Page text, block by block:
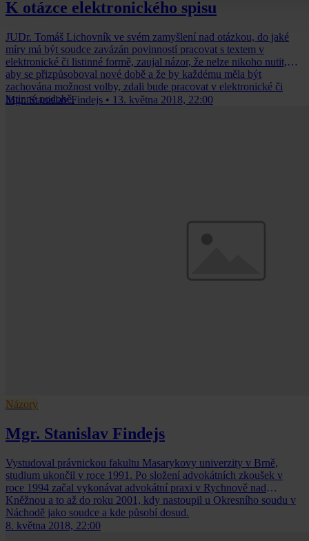
K otázce elektronického spisu
JUDr. Tomáš Lichovník ve svém zamyšlení nad otázkou, do jaké
míry má být soudce zavázán povinností pracovat s textem v
elektronické či listinné formě, zaujal názor, že nelze nikoho nutit,
aby se přizpůsoboval nové době a že by každému měla být
zachována možnost volby, zdali bude pracovat v elektronické či
listinné podobě.
Mgr. Stanislav Findejs • 13. května 2018, 22:00
Názory
Mgr. Stanislav Findejs
Vystudoval právnickou fakultu Masarykovy univerzity v Brně,
studium ukončil v roce 1991. Po složení advokátních zkoušek v
roce 1994 začal vykonávat advokátní praxi v Rychnově nad
Kněžnou a to až do roku 2001, kdy nastoupil u Okresního soudu v
Náchodě jako soudce a kde působí dosud.
8. května 2018, 22:00